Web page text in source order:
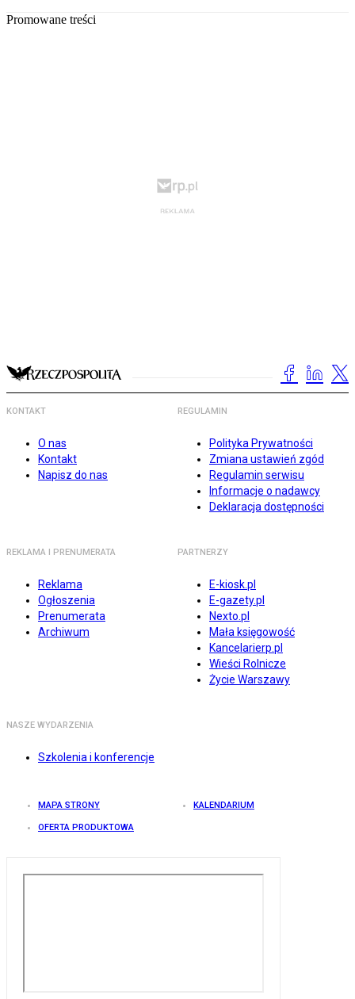
Promowane treści
KONTAKT
O nas
Kontakt
Napisz do nas
REGULAMIN
Polityka Prywatności
Zmiana ustawień zgód
Regulamin serwisu
Informacje o nadawcy
Deklaracja dostępności
REKLAMA I PRENUMERATA
Reklama
Ogłoszenia
Prenumerata
Archiwum
PARTNERZY
E-kiosk.pl
E-gazety.pl
Nexto.pl
Mała księgowość
Kancelarierp.pl
Wieści Rolnicze
Życie Warszawy
NASZE WYDARZENIA
Szkolenia i konferencje
MAPA STRONY KALENDARIUM
OFERTA PRODUKTOWA